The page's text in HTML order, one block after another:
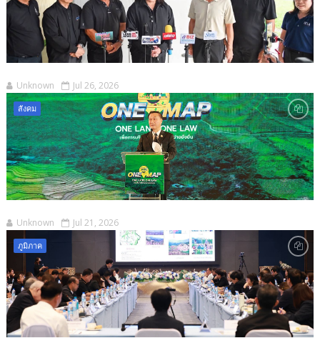
Unknown Jul 26, 2026
สังคม
Unknown Jul 21, 2026
ภูมิภาค